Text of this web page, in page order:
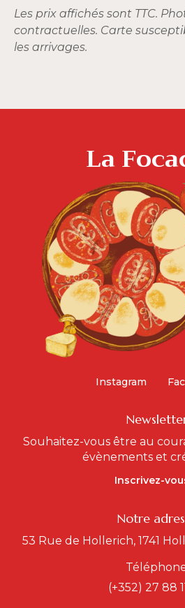
Les prix affichés sont TTC.
contractuelles. Carte
les arrivages.
La
Instagram
Souhaitez-vous être au
évènements et
Inscrivez-
Notre
53 Rue de Hollerich, 1741
(+352) 27 88